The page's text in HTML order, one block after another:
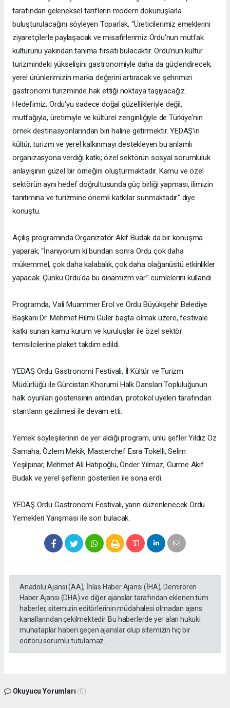
tarafından geleneksel tariflerin modern dokunuşlarla
buluşturulacağını söyleyen Toparlak, “Üreticilerimiz emeklerini
ziyaretçilerle paylaşacak ve misafirlerimiz Ordu'nun mutfak
kültürünü yakından tanıma fırsatı bulacaktır. Ordu’nun kültür
turizmindeki yükselişini gastronomiyle daha da güçlendirecek,
yerel ürünlerimizin marka değerini artıracak ve şehrimizi
gastronomi turizminde hak ettiği noktaya taşıyacağız.
Hedefimiz; Ordu'yu sadece doğal güzellikleriyle değil,
mutfağıyla, üretimiyle ve kültürel zenginliğiyle de Türkiye'nin
örnek destinasyonlarından biri haline getirmektir. YEDAŞ'ın
kültür, turizm ve yerel kalkınmayı destekleyen bu anlamlı
organizasyona verdiği katkı; özel sektörün sosyal sorumluluk
anlayışının güzel bir örneğini oluşturmaktadır. Kamu ve özel
sektörün aynı hedef doğrultusunda güç birliği yapması, ilimizin
tanıtımına ve turizmine önemli katkılar sunmaktadır.” diye
konuştu.
Açılış programında Organizatör Akif Budak da bir konuşma
yaparak, “İnanıyorum ki bundan sonra Ordu çok daha
mükemmel, çok daha kalabalık, çok daha olağanüstü etkinlikler
yapacak. Çünkü Ordu'da bu dinamizm var.” cümlelerini kullandı.
Programda, Vali Muammer Erol ve Ordu Büyükşehir Belediye
Başkanı Dr. Mehmet Hilmi Güler başta olmak üzere, festivale
katkı sunan kamu kurum ve kuruluşlar ile özel sektör
temsilcilerine plaket takdim edildi.
YEDAŞ Ordu Gastronomi Festivali, İl Kültür ve Turizm
Müdürlüğü ile Gürcistan Khorumi Halk Dansları Topluluğunun
halk oyunları gösterisinin ardından, protokol üyeleri tarafından
stantların gezilmesi ile devam etti.
Yemek söyleşilerinin de yer aldığı program, ünlü şefler Yıldız Öz
Samaha, Özlem Mekik, Masterchef Esra Tokelli, Selim
Yeşilpınar, Mehmet Ali Hatipoğlu, Önder Yılmaz, Gurme Akif
Budak ve yerel şeflerin gösterileri ile sona erdi.
YEDAŞ Ordu Gastronomi Festivali, yarın düzenlenecek Ordu
Yemekleri Yarışması ile son bulacak.
Anadolu Ajansı (AA), İhlas Haber Ajansı (İHA), Demirören
Haber Ajansı (DHA) ve diğer ajanslar tarafından eklenen tüm
haberler, sitemizin editörlerinin müdahalesi olmadan ajans
kanallarından çekilmektedir. Bu haberlerde yer alan hukuki
muhataplar haberi geçen ajanslar olup sitemizin hiç bir
editörü sorumlu tutulamaz...
Okuyucu Yorumları (0)